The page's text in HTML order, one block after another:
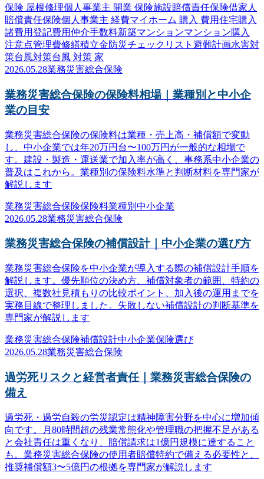
保険 屋根修理個人事業主 開業 保険施設賠償責任保険借家人
賠償責任保険個人事業主 経費マイホーム 購入 費用住宅購入
諸費用登記費用仲介手数料新築マンションマンション購入
注意点管理費修繕積立金防災チェックリスト 避難計画水害対
策台風対策台風 対策 家
2026.05.28業務災害総合保険
業務災害総合保険の保険料相場｜業種別と中小企
業の目安
業務災害総合保険の保険料は業種・売上高・補償額で変動
し、中小企業では年20万円台〜100万円が一般的な相場で
す。建設・製造・運送業で加入率が高く、事務系中小企業の
普及はこれから。業種別の保険料水準と判断材料を専門家が
解説します
業務災害総合保険保険料業種別 中小企業
2026.05.28業務災害総合保険
業務災害総合保険の補償設計｜中小企業の選び方
業務災害総合保険を中小企業が導入する際の補償設計手順を
解説します。優先順位の決め方、補償対象者の範囲、特約の
選択、複数社見積もりの比較ポイント、加入後の運用までを
実務目線で整理しました。失敗しない補償設計の判断基準を
専門家が解説します
業務災害総合保険補償設計中小企業保険選び
2026.05.28業務災害総合保険
過労死リスクと経営者責任｜業務災害総合保険の
備え
過労死・過労自殺の労災認定は精神障害分野を中心に増加傾
向です。月80時間超の残業常態化や管理職の把握不足がある
と会社責任は重くなり、賠償請求は1億円規模に達すること
も。業務災害総合保険の使用者賠償特約で備える必要性と、
推奨補償額3〜5億円の根拠を専門家が解説します